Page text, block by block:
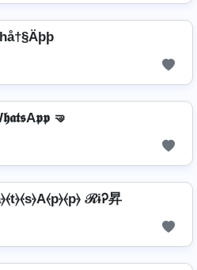
🤜
ℛɨᎮ昇